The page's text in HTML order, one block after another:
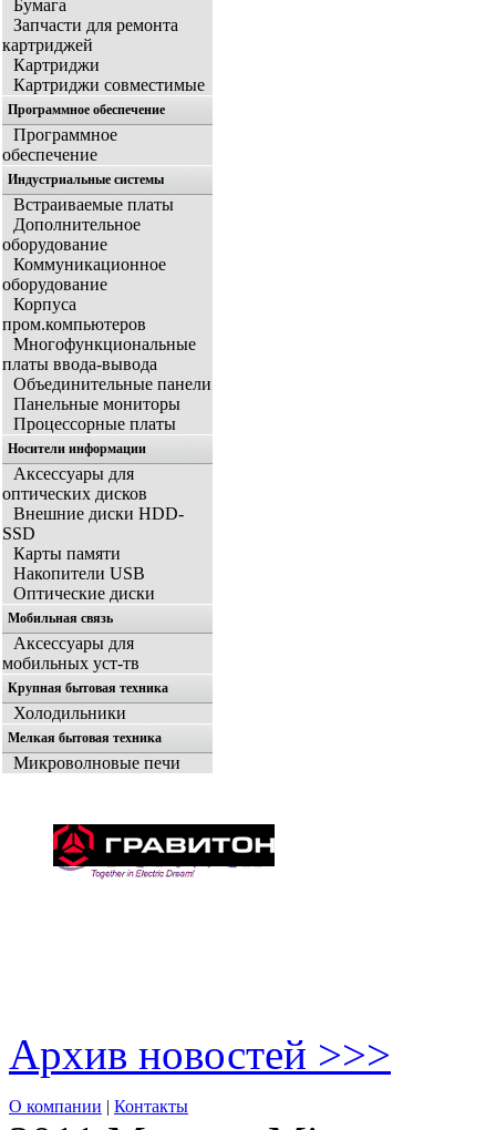
Бумага
Запчасти для ремонта
картриджей
Картриджи
Картриджи совместимые
Программное обеспечение
Программное
обеспечение
Индустриальные системы
Встраиваемые платы
Дополнительное
оборудование
Коммуникационное
оборудование
Корпуса
пром.компьютеров
Многофункциональные
платы ввода-вывода
Объединительные панели
Панельные мониторы
Процессорные платы
Носители информации
Аксессуары для
оптических дисков
Внешние диски HDD-
SSD
Карты памяти
Накопители USB
Оптические диски
Мобильная связь
Аксессуары для
мобильных уст-тв
Крупная бытовая техника
Холодильники
Мелкая бытовая техника
Микроволновые печи
Архив новостей >>>
О компании | Контакты